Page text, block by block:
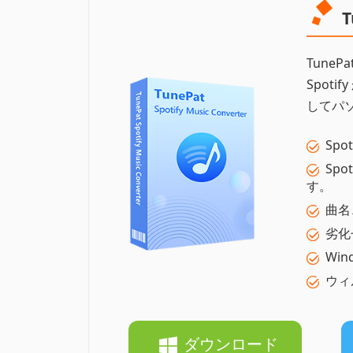
Spotify
してパ
す。
曲
劣
ウ
ダウンロード